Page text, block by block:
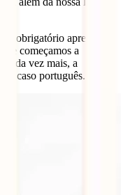
obrigatório aprender
começamos a
cada vez mais, a
no caso português.